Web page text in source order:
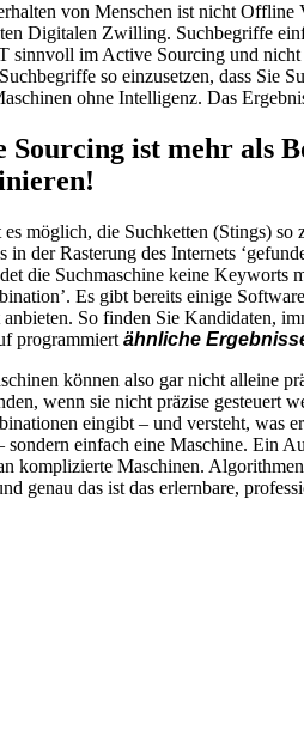
von Menschen ist nicht Offline
Digitalen Zwilling. Suchbegriffe
sinnvoll im Active Sourcing und
so einzusetzen, dass Sie
ohne Intelligenz. Das
Sourcing ist mehr als
möglich, die Suchketten (Stings) so
in der Rasterung des Internets
die Suchmaschine keine Keyworts
Es gibt bereits einige
So finden Sie Kandidaten,
programmiert ähnliche
können also gar nicht alleine
wenn sie nicht präzise gesteuert
eingibt – und versteht, was
sondern einfach eine Maschine. Ein
komplizierte Maschinen.
genau das ist das erlernbare,